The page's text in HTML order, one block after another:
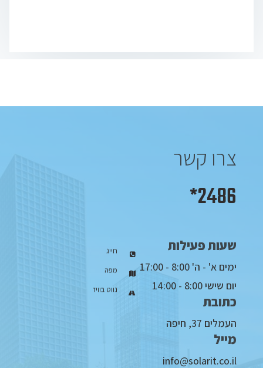
צרו קשר
2486*
שעות פעילות
ימים א' - ה' 8:00 - 17:00
יום שישי 8:00 - 14:00
כתובת
העמלים 37, חיפה
מייל
info@solarit.co.il
חייג
מפה
נווט בוויז